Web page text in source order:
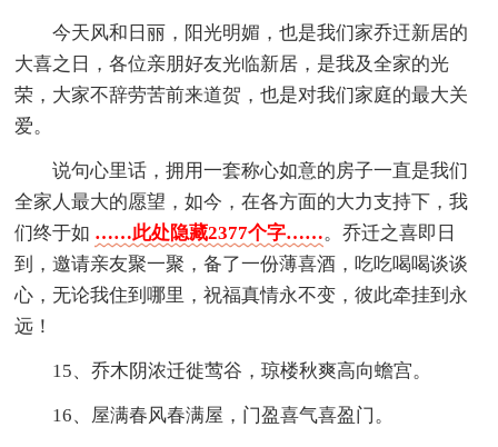
今天风和日丽，阳光明媚，也是我们家乔迀新居的
大喜之日，各位亲朋好友光临新居，是我及全家的光
荣，大家不辞劳苦前来道贺，也是对我们家庭的最大关
爱。
说句心里话，拥用一套称心如意的房子一直是我们
全家人最大的愿望，如今，在各方面的大力支持下，我
们终于如 ……此处隐藏2377个字……。乔迁之喜即日
到，邀请亲友聚一聚，备了一份薄喜酒，吃吃喝喝谈谈
心，无论我住到哪里，祝福真情永不变，彼此牵挂到永
远！
15、乔木阴浓迁徙莺谷，琼楼秋爽高向蟾宫。
16、屋满春风春满屋，门盈喜气喜盈门。